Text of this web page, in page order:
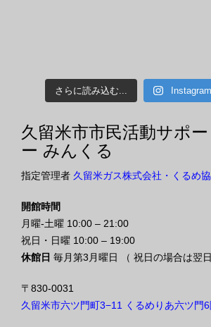
さらに読み込む...
久留米市市民活動サポ
ー みんくる
指定管理者 久留米ガス株式会社・くるめ
開館時間
月曜-土曜 10:00 – 21:00
祝日・日曜 10:00 – 19:00
休館日 毎月第3月曜日 （ 祝日の場合は翌日
〒830-0031
久留米市六ツ門町3−11 くるめりあ六ツ門